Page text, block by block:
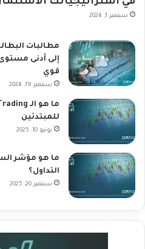
سبتمبر 1, 2024
مطالبات
إلى أدنى
قوي
سبتمبر 19, 2024
للمبتدئين
يونيو 10, 2025
ما هو مؤشر
التداول؟
سبتمبر 20, 2025